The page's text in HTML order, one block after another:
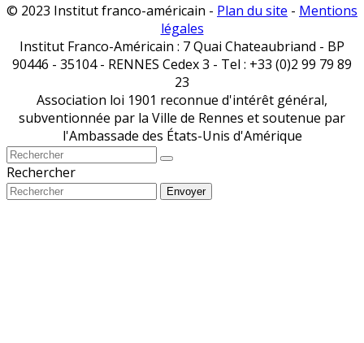
© 2023 Institut franco-américain - Plan du site - Mentions
légales
Institut Franco-Américain : 7 Quai Chateaubriand - BP
90446 - 35104 - RENNES Cedex 3 - Tel : +33 (0)2 99 79 89
23
Association loi 1901 reconnue d'intérêt général,
subventionnée par la Ville de Rennes et soutenue par
l'Ambassade des États-Unis d'Amérique
Rechercher
Envoyer